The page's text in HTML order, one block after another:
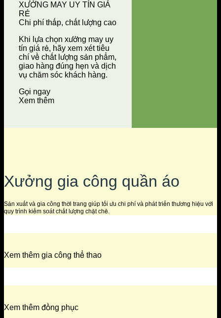
XƯỞNG MAY UY TÍN GIÁ
RẺ
Chi phí thấp, chất lượng cao
Khi lựa chọn xưởng may uy
tín giá rẻ, hãy xem xét tiêu
chí về chất lượng sản phẩm,
giao hàng đúng hẹn và dịch
vụ chăm sóc khách hàng.
Gọi ngay
Xem thêm
Xưởng gia công quần áo
Sản xuất và gia công thời trang giúp tối ưu chi phí và phát triển thương hiệu với
quy trình kiểm soát chất lượng chặt chẽ.
Xem thêm gia công thể thao
Xem thêm đồng phục